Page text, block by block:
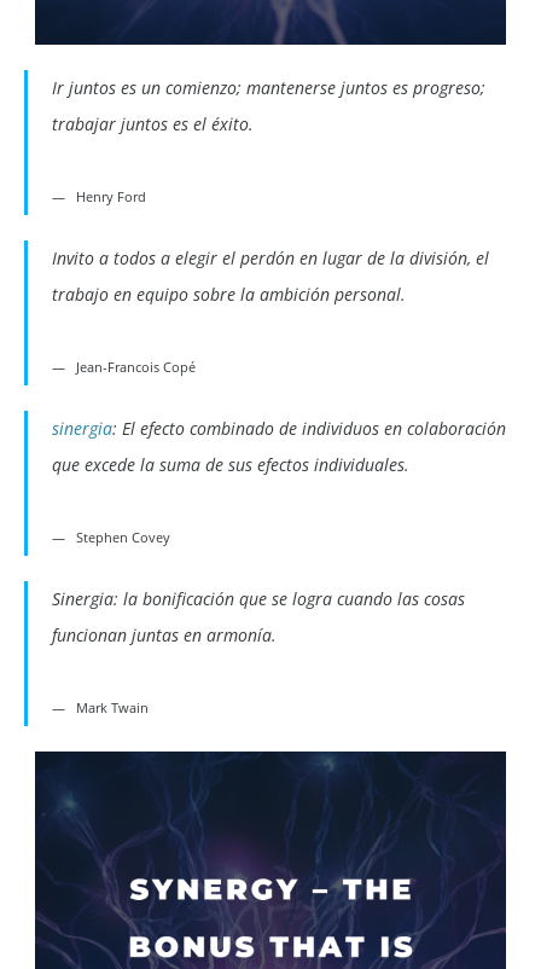
Ir juntos es un comienzo; mantenerse juntos es progreso;
trabajar juntos es el éxito.
Henry Ford
Invito a todos a elegir el perdón en lugar de la división, el
trabajo en equipo sobre la ambición personal.
Jean-Francois Copé
sinergia: El efecto combinado de individuos en colaboración
que excede la suma de sus efectos individuales.
Stephen Covey
Sinergia: la bonificación que se logra cuando las cosas
funcionan juntas en armonía.
Mark Twain